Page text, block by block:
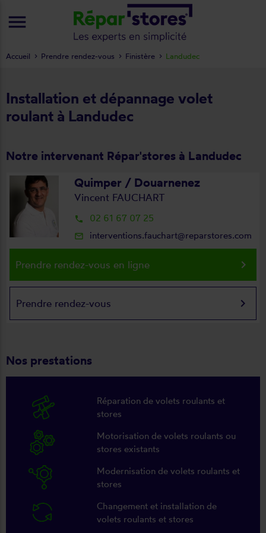
Installation et dépannage volet
roulant à Landudec
Notre intervenant Répar'stores à Landudec
Quimper / Douarnenez
Vincent FAUCHART
local_phone 02 61 67 07 25
mail_outline interventions.fauchart@reparstores.com
Prendre rendez-vous en ligne keyboard_arrow_right
Prendre rendez-vous keyboard_arrow_right
Nos prestations
Réparation de volets roulants et
stores
Motorisation de volets roulants ou
stores existants
Modernisation de volets roulants et
stores
Changement et installation de
volets roulants et stores
Accueil Prendre rendez-vous Finistère Landudec
menu